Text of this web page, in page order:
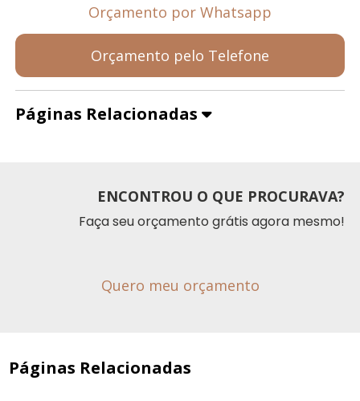
Orçamento por Whatsapp
Orçamento pelo Telefone
Páginas Relacionadas
ENCONTROU O QUE PROCURAVA?
Faça seu orçamento grátis agora mesmo!
Quero meu orçamento
Páginas Relacionadas